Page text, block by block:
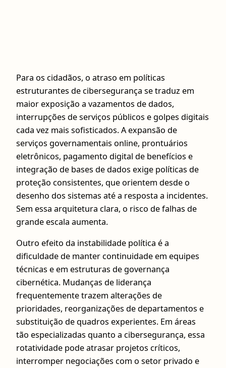
Para os cidadãos, o atraso em políticas
estruturantes de cibersegurança se traduz em
maior exposição a vazamentos de dados,
interrupções de serviços públicos e golpes digitais
cada vez mais sofisticados. A expansão de
serviços governamentais online, prontuários
eletrônicos, pagamento digital de benefícios e
integração de bases de dados exige políticas de
proteção consistentes, que orientem desde o
desenho dos sistemas até a resposta a incidentes.
Sem essa arquitetura clara, o risco de falhas de
grande escala aumenta.
Outro efeito da instabilidade política é a
dificuldade de manter continuidade em equipes
técnicas e em estruturas de governança
cibernética. Mudanças de liderança
frequentemente trazem alterações de
prioridades, reorganizações de departamentos e
substituição de quadros experientes. Em áreas
tão especializadas quanto a cibersegurança, essa
rotatividade pode atrasar projetos críticos,
interromper negociações com o setor privado e